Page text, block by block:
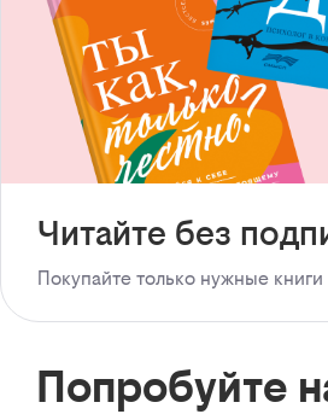
Читайте без
Покупайте только нужные книги
Попробуйте